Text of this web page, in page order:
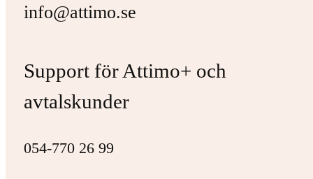
info@attimo.se
Support för Attimo+ och
avtalskunder
054-770 26 99